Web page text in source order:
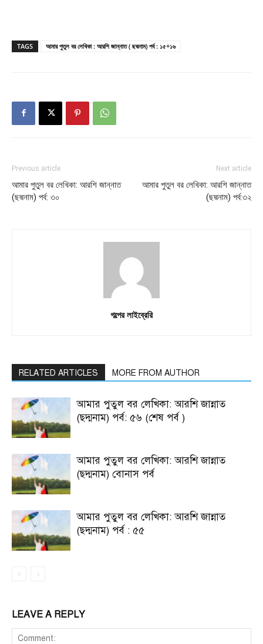
TAGS আমার পুতুল বর লেখিকা : আরশি জান্নাত ( ছদ্মনাম) পর্ব : ১৫+১৬
Previous article
আমার পুতুল বর লেখিকা: আরশি জান্নাত
(ছদ্মনাম) পর্ব: ৩০
Next article
আমার পুতুল বর লেখিকা: আরশি জান্নাত
(ছদ্মনাম) পর্ব:৩২
গল্পের লাইব্রেরি
RELATED ARTICLES MORE FROM AUTHOR
আমার পুতুল বর লেখিকা: আরশি জান্নাত
(ছদ্মনাম) পর্ব: ৫৬ (শেষ পর্ব )
আমার পুতুল বর লেখিকা: আরশি জান্নাত
(ছদ্মনাম) বোনাস পর্ব
আমার পুতুল বর লেখিকা: আরশি জান্নাত
(ছদ্মনাম) পর্ব : ৫৫
LEAVE A REPLY